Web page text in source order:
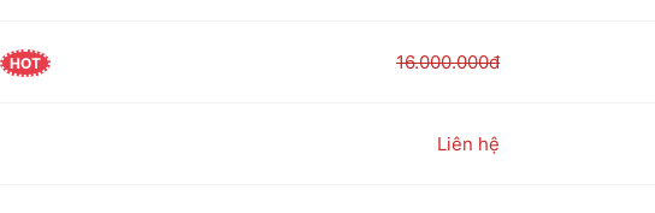
HOT 16.000.000đ
Liên hệ